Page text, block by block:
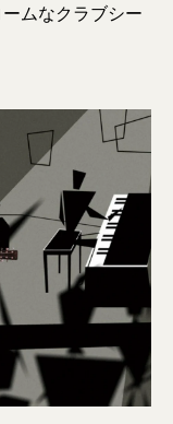
ムなクラブシー